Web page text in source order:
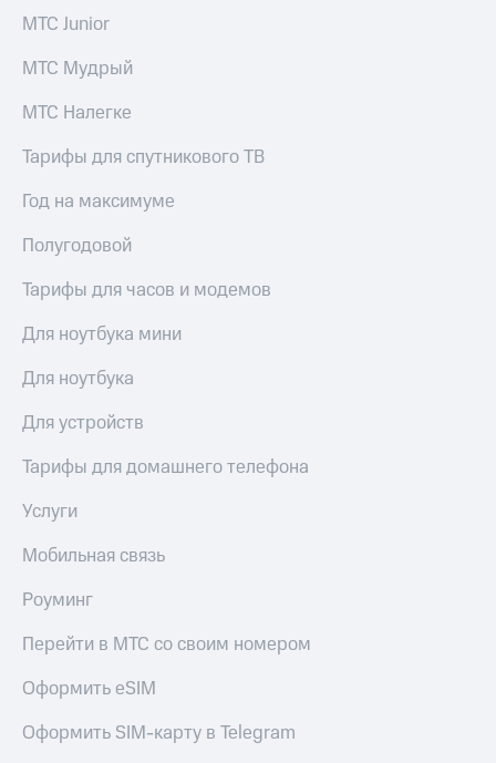
МТС Junior
МТС Мудрый
МТС Налегке
Тарифы для спутникового ТВ
Год на максимуме
Полугодовой
Тарифы для часов и модемов
Для ноутбука мини
Для ноутбука
Для устройств
Тарифы для домашнего телефона
Услуги
Мобильная связь
Роуминг
Перейти в МТС со своим номером
Оформить eSIM
Оформить SIM-карту в Telegram